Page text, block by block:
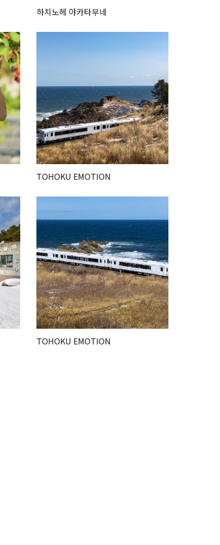
하치노헤 야카타부네
TOHOKU EMOTION
TOHOKU EMOTION